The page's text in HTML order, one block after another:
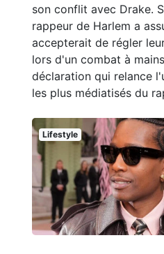
son conflit avec Drake.
rappeur de Harlem a
accepterait de régler
lors d'un combat à
déclaration qui relance
les plus médiatisés du
Lifestyle